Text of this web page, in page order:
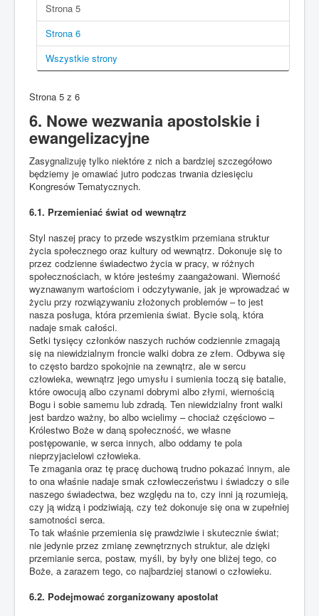
Strona 5
Strona 6
Wszystkie strony
Strona 5 z 6
6. Nowe wezwania apostolskie i
ewangelizacyjne
Zasygnalizuję tylko niektóre z nich a bardziej szczegółowo
będziemy je omawiać jutro podczas trwania dziesięciu
Kongresów Tematycznych.
6.1. Przemieniać świat od wewnątrz
Styl naszej pracy to przede wszystkim przemiana struktur
życia społecznego oraz kultury od wewnątrz. Dokonuje się to
przez codzienne świadectwo życia w pracy, w różnych
społecznościach, w które jesteśmy zaangażowani. Wierność
wyznawanym wartościom i odczytywanie, jak je wprowadzać w
życiu przy rozwiązywaniu złożonych problemów – to jest
nasza posługa, która przemienia świat. Bycie solą, która
nadaje smak całości.
Setki tysięcy członków naszych ruchów codziennie zmagają
się na niewidzialnym froncie walki dobra ze złem. Odbywa się
to często bardzo spokojnie na zewnątrz, ale w sercu
człowieka, wewnątrz jego umysłu i sumienia toczą się batalie,
które owocują albo czynami dobrymi albo złymi, wiernością
Bogu i sobie samemu lub zdradą. Ten niewidzialny front walki
jest bardzo ważny, bo albo wcielimy – chociaż częściowo –
Królestwo Boże w daną społeczność, we własne
postępowanie, w serca innych, albo oddamy te pola
nieprzyjacielowi człowieka.
Te zmagania oraz tę pracę duchową trudno pokazać innym, ale
to ona właśnie nadaje smak człowieczeństwu i świadczy o sile
naszego świadectwa, bez względu na to, czy inni ją rozumieją,
czy ją widzą i podziwiają, czy też dokonuje się ona w zupełniej
samotności serca.
To tak właśnie przemienia się prawdziwie i skutecznie świat;
nie jedynie przez zmianę zewnętrznych struktur, ale dzięki
przemianie serca, postaw, myśli, by były one bliżej tego, co
Boże, a zarazem tego, co najbardziej stanowi o człowieku.
6.2. Podejmować zorganizowany apostolat